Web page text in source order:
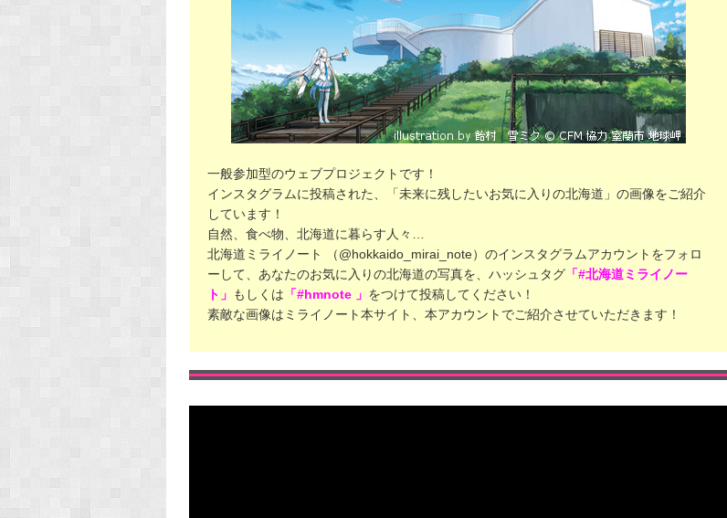
一般参加型のウェブプロジェクトです！
インスタグラムに投稿された、「未来に残したいお気に入りの北海道」の画像をご紹介
しています！
自然、食べ物、北海道に暮らす人々…
北海道ミライノート （@hokkaido_mirai_note）のインスタグラムアカウントをフォロ
ーして、あなたのお気に入りの北海道の写真を、ハッシュタグ 「#北海道ミライノー
ト」 もしくは 「#hmnote 」 をつけて投稿してください！
素敵な画像はミライノート本サイト、本アカウントでご紹介させていただきます！